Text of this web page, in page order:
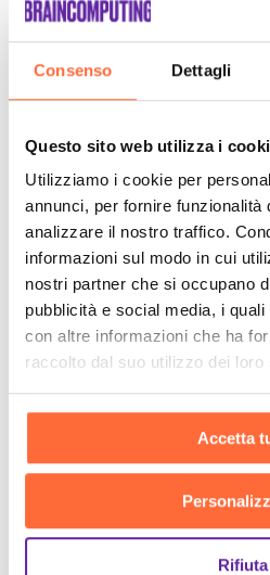
Consenso Dettagli
Questo sito web utilizza i
Utilizziamo i cookie per
annunci, per fornire funzionalità
analizzare il nostro traffico.
informazioni sul modo in cui
nostri partner che si occupano
pubblicità e social media, i
con altre informazioni che ha
raccolto dal suo utilizzo dei loro
Accetta
Rifiuta